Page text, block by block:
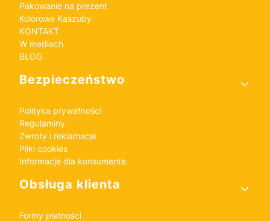
Pakowanie na prezent
Kolorowe Kaszuby
KONTAKT
W mediach
BLOG
Bezpieczeństwo
Polityka prywatności
Regulaminy
Zwroty i reklamacje
Pliki cookies
Informacje dla konsumenta
Obsługa klienta
Formy płatności